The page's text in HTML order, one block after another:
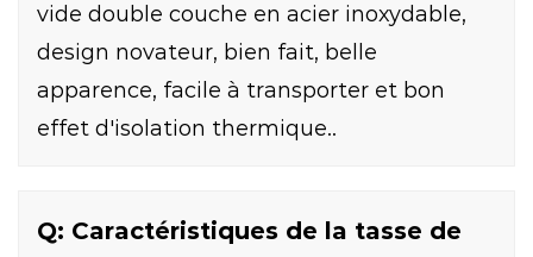
vide double couche en acier inoxydable,
design novateur, bien fait, belle
apparence, facile à transporter et bon
effet d'isolation thermique..
Q: Caractéristiques de la tasse de